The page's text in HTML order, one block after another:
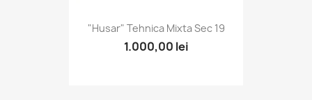
"Husar" Tehnica Mixta Sec 19
1.000,00 lei